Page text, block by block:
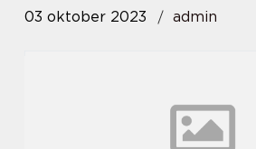
03 oktober 2023 admin